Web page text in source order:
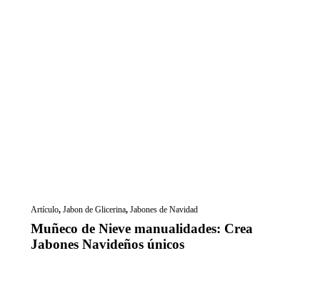
Artículo, Jabon de Glicerina, Jabones de Navidad
Muñeco de Nieve manualidades: Crea
Jabones Navideños únicos